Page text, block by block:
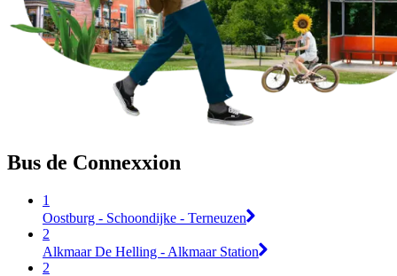
Bus de Connexxion
1
Oostburg - Schoondijke - Terneuzen
2
Alkmaar De Helling - Alkmaar Station
2